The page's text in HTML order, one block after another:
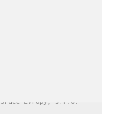
Evropy, s.r.o.